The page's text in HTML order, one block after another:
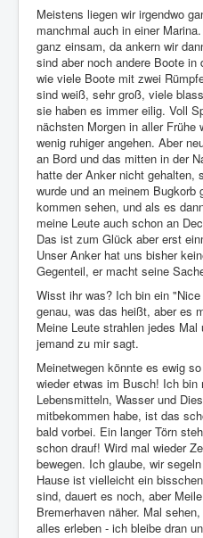
Meistens liegen wir irgendwo
manchmal auch in einer
ganz einsam, da ankern wir
sind aber noch andere Boote in
wie viele Boote mit zwei
sind weiß, sehr groß, viele
sie haben es immer eilig. Voll
nächsten Morgen in aller Frühe
wenig ruhiger angehen. Aber
an Bord und das mitten in der
hatte der Anker nicht gehalten,
wurde und an meinem
kommen sehen, und als es
meine Leute auch schon an
Das ist zum Glück aber erst
Unser Anker hat uns bisher
Gegenteil, er macht seine
Wisst ihr was? Ich bin ein
genau, was das heißt, aber es
Meine Leute strahlen jedes
jemand zu mir sagt.
Meinetwegen könnte es ewig
wieder etwas im Busch! Ich
Lebensmitteln, Wasser und
mitbekommen habe, ist das
bald vorbei. Ein langer Törn
schon drauf! Wird mal wieder
bewegen. Ich glaube, wir
Hause ist vielleicht ein
sind, dauert es noch, aber
Bremerhaven näher. Mal
alles erleben - ich bleibe dran